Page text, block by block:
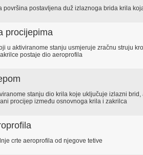
površina postavljena duž izlaznoga brida krila
procijepima
u aktiviranome stanju usmjeruje zračnu struju
postaje dio aeroprofila
stanju dio krila koje uključuje izlazni
procijep između osnovnoga krila i zakrilca
crte aeroprofila od njegove tetive